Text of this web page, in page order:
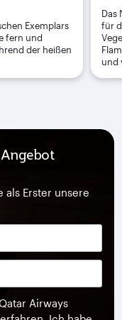
Exemplars
fern und
der heißen
Das
für
und
als Erster unsere
Airways